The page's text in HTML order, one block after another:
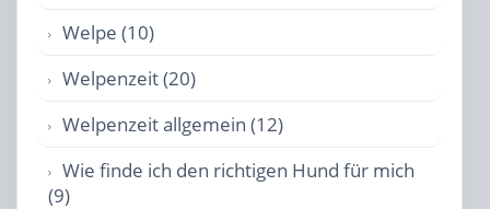
Welpe (10)
Welpenzeit (20)
Welpenzeit allgemein (12)
Wie finde ich den richtigen Hund für mich
(9)